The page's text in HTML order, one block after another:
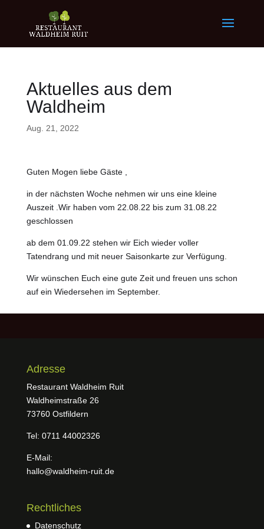
Aktuelles aus dem
Waldheim
Aug. 21, 2022
Guten Mogen liebe Gäste ,
in der nächsten Woche nehmen wir uns eine kleine
Auszeit .Wir haben vom 22.08.22 bis zum 31.08.22
geschlossen
ab dem 01.09.22 stehen wir Eich wieder voller
Tatendrang und mit neuer Saisonkarte zur Verfügung.
Wir wünschen Euch eine gute Zeit und freuen uns schon
auf ein Wiedersehen im September.
Adresse
Restaurant Waldheim Ruit
Waldheimstraße 26
73760 Ostfildern
Tel: 0711 44002326
E-Mail:
hallo@waldheim-ruit.de
Rechtliches
Datenschutz